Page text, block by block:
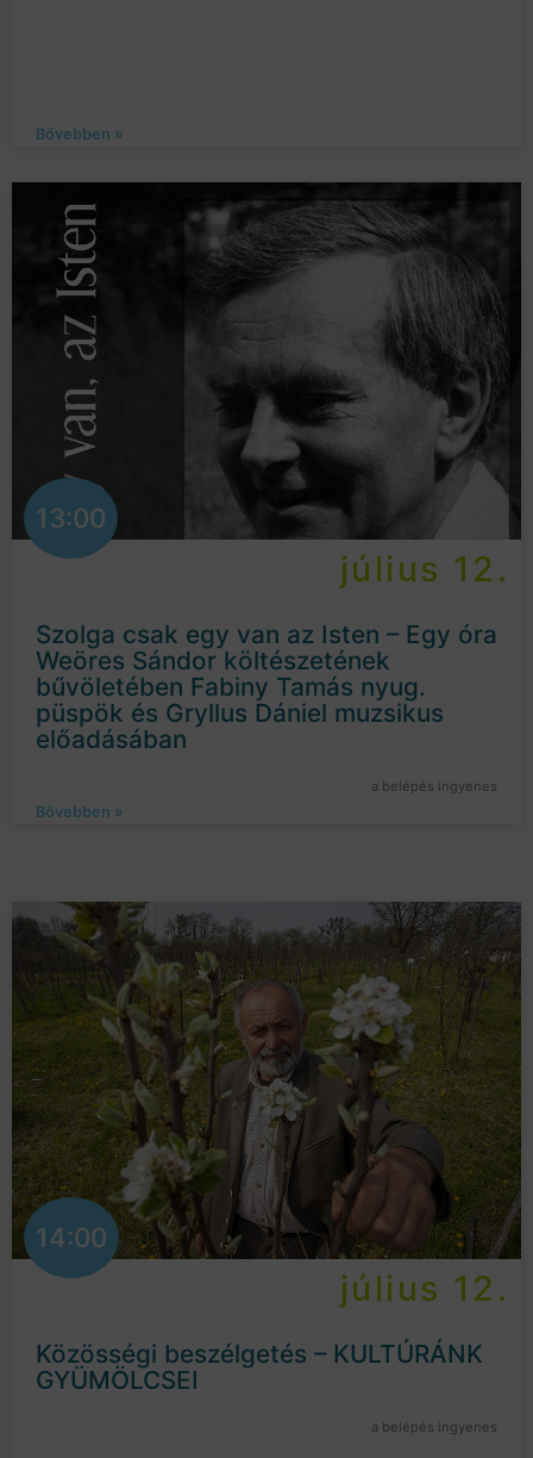
Bővebben »
13:00
július 12.
Szolga csak egy van az Isten – Egy óra
Weöres Sándor költészetének
bűvöletében Fabiny Tamás nyug.
püspök és Gryllus Dániel muzsikus
előadásában
a belépés ingyenes
Bővebben »
14:00
július 12.
Közösségi beszélgetés – KULTÚRÁNK
GYÜMÖLCSEI
a belépés ingyenes